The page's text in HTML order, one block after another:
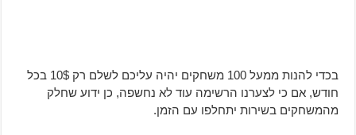
בכדי להנות ממעל 100 משחקים יהיה עליכם לשלם רק 10$ בכל
חודש, אם כי לצערנו הרשימה עוד לא נחשפה, כן ידוע שחלק
מהמשחקים בשירות יתחלפו עם הזמן.